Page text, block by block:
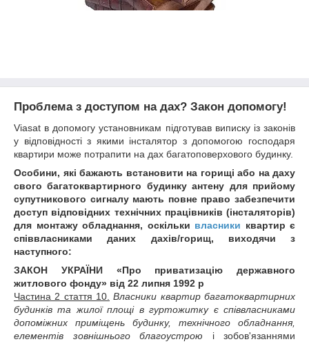
Проблема з доступом на дах? Закон допомогу!
Viasat в допомогу установникам підготував виписку із законів
у відповідності з якими інсталятор з допомогою господаря
квартири може потрапити на дах багатоповерхового будинку.
Особини, які бажають встановити на горищі або на даху
свого багатоквартирного будинку антену для прийому
супутникового сигналу мають повне право забезпечити
доступ відповідних технічних працівників (інсталяторів)
для монтажу обладнання, оскільки власники квартир є
співвласниками даних дахів/горищ, виходячи з
наступного:
ЗАКОН УКРАЇНИ «Про приватизацію державного
житлового фонду» від 22 липня 1992 р
Частина 2 стаття 10. Власники квартир багатоквартирних
будинків та жилої площі в гуртожитку є співвласниками
допоміжних приміщень будинку, технічного обладнання,
елементів зовнішнього благоустрою і зобов'язаннями